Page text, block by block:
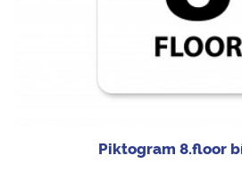
Piktogram 8.floor